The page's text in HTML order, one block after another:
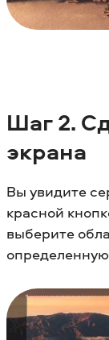
Шаг2.
экрана
Вы увидите
красной
выберите